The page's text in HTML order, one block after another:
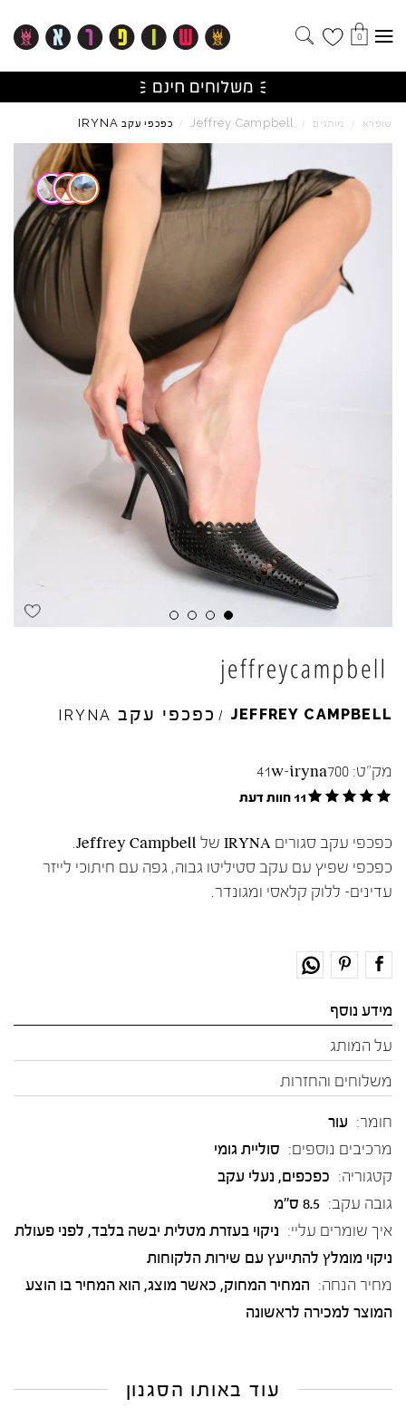
0
שופרא / מותגים /
Jeffrey Campbell
/ כפכפי עקב IRYNA
Skip to product reviews
JEFFREY CAMPBELL
/ כפכפי עקב IRYNA
מק"ט: 41w-iryna700
11 חוות דעת
כפכפי עקב סגורים IRYNA של Jeffrey Campbell.
כפכפי שפיץ עם עקב סטיליטו גבוה, גפה עם חיתוכי לייזר
עדינים- ללוק קלאסי ומגונדר.
מידע נוסף
על המותג
משלוחים והחזרות
חומר: עור
מרכיבים נוספים: סוליית גומי
קטגוריה: כפכפים, נעלי עקב
גובה עקב: 8.5 ס"מ
איך שומרים עליי: ניקוי בעזרת מטלית יבשה בלבד, לפני פעולת
ניקוי מומלץ להתייעץ עם שירות הלקוחות
מחיר הנחה: המחיר המחוק, כאשר מוצג, הוא המחיר בו הוצע
המוצר למכירה לראשונה
עוד באותו הסגנון